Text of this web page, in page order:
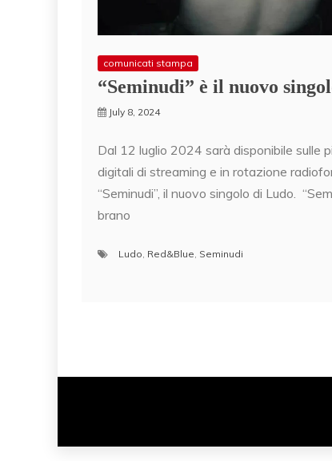
comunicati stampa
“Seminudi” è il nuovo
July 8, 2024
Dal 12 luglio 2024 sarà disponibile sulle
digitali di streaming e in rotazione
“Seminudi”, il nuovo singolo di Ludo.
brano
Ludo, Red&Blue, Seminudi